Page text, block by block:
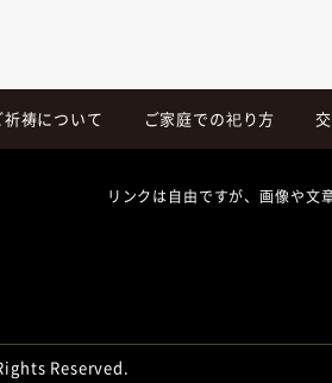
祷について ご家庭での祀り方
リンクは自由ですが、画像や文
Reserved.